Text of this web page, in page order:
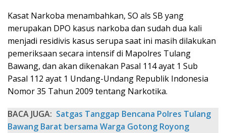
Kasat Narkoba menambahkan, SO als SB yang
merupakan DPO kasus narkoba dan sudah dua kali
menjadi residivis kasus serupa saat ini masih dilakukan
pemeriksaan secara intensif di Mapolres Tulang
Bawang, dan akan dikenakan Pasal 114 ayat 1 Sub
Pasal 112 ayat 1 Undang-Undang Republik Indonesia
Nomor 35 Tahun 2009 tentang Narkotika.
BACA JUGA: Satgas Tanggap Bencana Polres Tulang
Bawang Barat bersama Warga Gotong Royong